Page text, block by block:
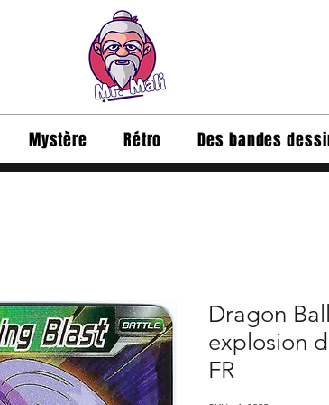
Mystère Rétro Des bandes
Dragon
explosion
FR